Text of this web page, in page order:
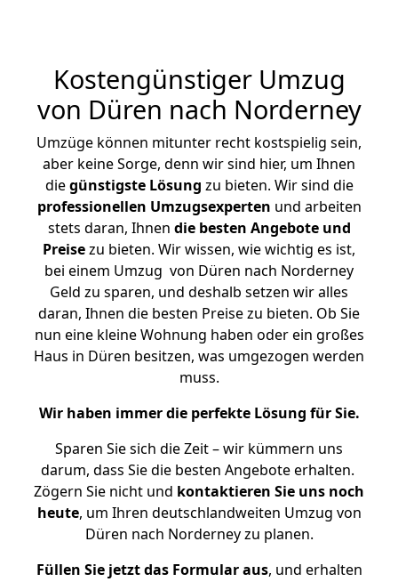
Kostengünstiger Umzug
von Düren nach Norderney
Umzüge können mitunter recht kostspielig sein,
aber keine Sorge, denn wir sind hier, um Ihnen
diegünstigste Lösung zu bieten. Wir sind die
professionellen Umzugsexperten und arbeiten
stets daran, Ihnen die besten Angebote und
Preisezu bieten. Wir wissen, wie wichtig es ist,
bei einem Umzug von Düren nach Norderney
Geld zu sparen, und deshalb setzen wir alles
daran, Ihnen die besten Preise zu bieten. Ob Sie
nun eine kleine Wohnung haben oder ein großes
Haus in Düren besitzen, was umgezogen werden
muss.
Wir haben immer die perfekte Lösung für Sie.
Sparen Sie sich die Zeit – wir kümmern uns
darum, dass Sie die besten Angebote erhalten.
Zögern Sie nicht und kontaktieren Sie uns noch
heute, um Ihren deutschlandweiten Umzug von
Düren nach Norderney zu planen.
Füllen Sie jetzt das Formular aus, und erhalten